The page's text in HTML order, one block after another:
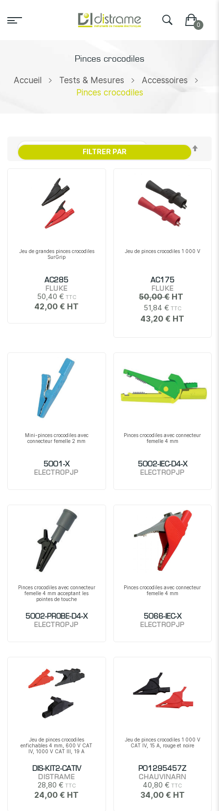
Pinces crocodiles
Accueil Tests & Mesures
Accessoires
Pinces crocodiles
Jeu de grandes pinces crocodiles
SurGrip
AC285
FLUKE
50,40 €
42,00 €
Jeu de pinces crocodiles 1 000 V
AC175
FLUKE
51,84 €
43,20 €
50,00 €
Mini-pinces crocodiles avec
connecteur femelle 2 mm
5001-X
ELECTROPJP
Pinces crocodiles avec connecteur
femelle 4 mm
5002-IEC-D4-X
ELECTROPJP
Pinces crocodiles avec connecteur
femelle 4 mm acceptant les
pointes de touche
5002-PROBE-D4-X
ELECTROPJP
Pinces crocodiles avec connecteur
femelle 4 mm
5066-IEC-X
ELECTROPJP
Jeu de pinces crocodiles
enfichables 4 mm, 600 V CAT
IV, 1000 V CAT III, 19 A
DIS-KIT2-CATIV
DISTRAME
28,80 €
24,00 €
Jeu de pinces crocodiles 1 000 V
CAT IV, 15 A, rouge et noire
P01295457Z
CHAUVINARN
40,80 €
34,00 €
FILTRER PAR